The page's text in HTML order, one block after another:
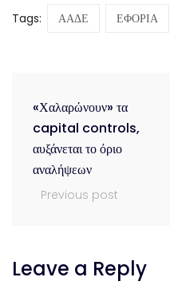
Tags: ΑΑΔΕ ΕΦΟΡΙΑ
«Χαλαρώνουν» τα
capital controls,
αυξάνεται το όριο
αναλήψεων
Previous post
Leave a Reply